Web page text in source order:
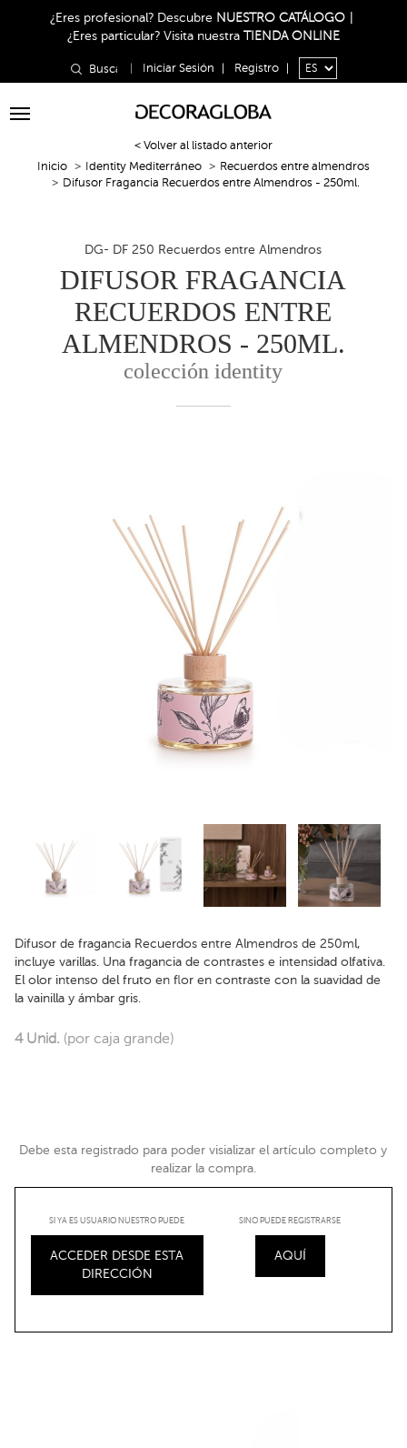
¿Eres profesional? Descubre NUESTRO CATÁLOGO
¿Eres particular? Visita nuestra TIENDA ONLINE
Iniciar Sesión Registro
Toggle
< Volver al listado anterior
Inicio
Identity Mediterráneo
Recuerdos entre almendros
Difusor Fragancia Recuerdos entre Almendros - 250ml.
DG- DF 250 Recuerdos entre Almendros
DIFUSOR FRAGANCIA
RECUERDOS ENTRE
ALMENDROS - 250ML.
colección identity
Difusor de fragancia Recuerdos entre Almendros de 250ml,
incluye varillas. Una fragancia de contrastes e intensidad olfativa.
El olor intenso del fruto en flor en contraste con la suavidad de
la vainilla y ámbar gris.
4 Unid. (por caja grande)
Debe esta registrado para poder visializar el artículo completo y
realizar la compra.
SI YA ES USUARIO NUESTRO PUEDE
ACCEDER DESDE ESTA
DIRECCIÓN
SINO PUEDE REGISTRARSE
AQUÍ